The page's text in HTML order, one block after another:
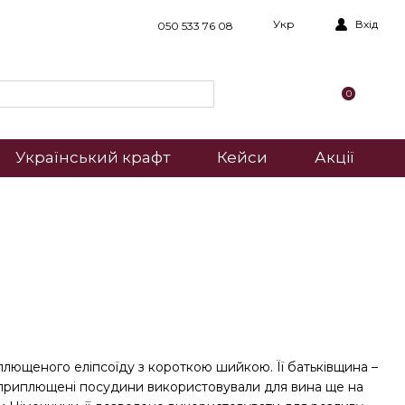
050 533 76 08 Укр Вхід
0
Український крафт Кейси Акції
еліпсоїду з короткою шийкою. Її батьківщина –
посудини використовували для вина ще на